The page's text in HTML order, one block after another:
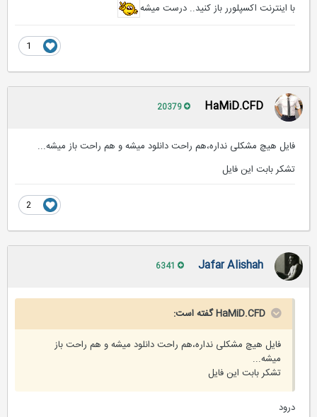
با اینترنت اکسپلورر باز کنید.. درست میشه
HaMiD.CFD
فایل هیچ مشکلی نداره،هم راحت دانلود میشه و هم راحت باز میشه...
تشکر بابت این فایل
Jafar Alishah
HaMiD.CFD گفته است:
فایل هیچ مشکلی نداره،هم راحت دانلود میشه و هم راحت باز
میشه...
تشکر بابت این فایل
درود